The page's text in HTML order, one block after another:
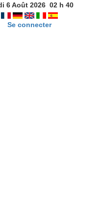
6 Août 2026 02h 40
Se connecter